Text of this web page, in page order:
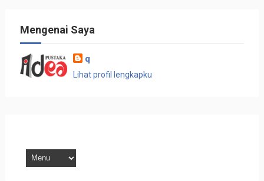
Mengenai Saya
q
Lihat profil lengkapku